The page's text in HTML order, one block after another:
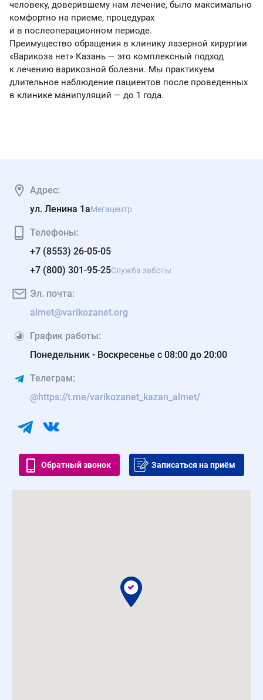
человеку, доверившему нам лечение, было максимально
комфортно на приеме, процедурах
и в послеоперационном периоде.
Преимущество обращения в клинику лазерной хирургии
«Варикоза нет» Казань — это комплексный подход
к лечению варикозной болезни. Мы практикуем
длительное наблюдение пациентов после проведенных
в клинике манипуляций — до 1 года.
Адрес:
ул. Ленина 1аМегацентр
Телефоны:
+7 (8553) 26-05-05
+7 (800) 301-95-25Служба заботы
Эл. почта:
almet@varikozanet.org
График работы:
Понедельник - Воскресенье с 08:00 до 20:00
Телеграм:
@https://t.me/varikozanet_kazan_almet/
Обратный звонок Записаться на приём